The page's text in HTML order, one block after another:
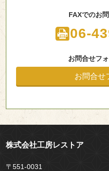
FAXでのお
06-
お問合せフ
お問合せ
株式会社工房レストア
〒551-0031